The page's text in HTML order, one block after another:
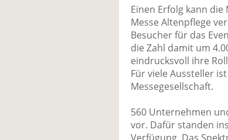
Einen Erfolg kann
Messe Altenpflege
Besucher für das
die Zahl damit um
eindrucksvoll ihre
Für viele Aussteller
Messegesellschaft.
560 Unternehmen
vor. Dafür standen